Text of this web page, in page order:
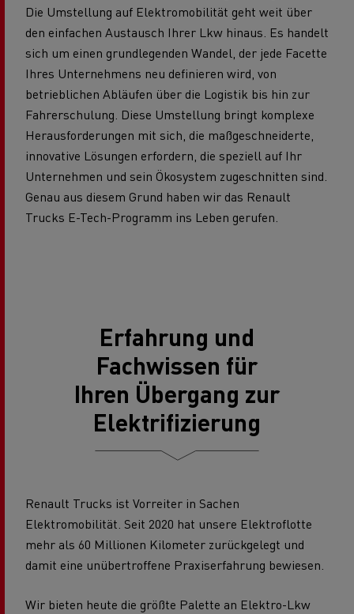
Die Umstellung auf Elektromobilität geht weit über
den einfachen Austausch Ihrer Lkw hinaus. Es handelt
sich um einen grundlegenden Wandel, der jede Facette
Ihres Unternehmens neu definieren wird, von
betrieblichen Abläufen über die Logistik bis hin zur
Fahrerschulung. Diese Umstellung bringt komplexe
Herausforderungen mit sich, die maßgeschneiderte,
innovative Lösungen erfordern, die speziell auf Ihr
Unternehmen und sein Ökosystem zugeschnitten sind.
Genau aus diesem Grund haben wir das Renault
Trucks E-Tech-Programm ins Leben gerufen.
Erfahrung und
Fachwissen für
Ihren Übergang zur
Elektrifizierung
Renault Trucks ist Vorreiter in Sachen
Elektromobilität. Seit 2020 hat unsere Elektroflotte
mehr als 60 Millionen Kilometer zurückgelegt und
damit eine unübertroffene Praxiserfahrung bewiesen.
Wir bieten heute die größte Palette an Elektro-Lkw